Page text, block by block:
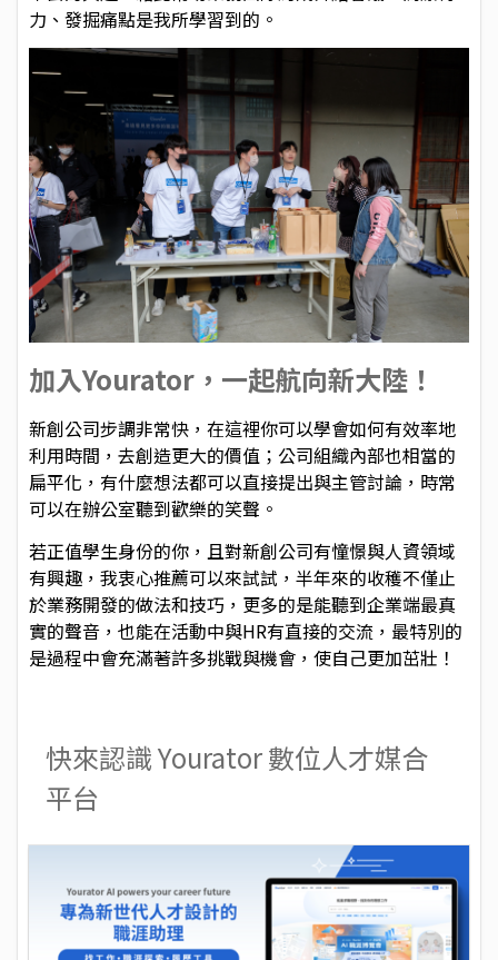
力、發掘痛點是我所學習到的。
加入Yourator，一起航向新大陸！
新創公司步調非常快，在這裡你可以學會如何有效率地
利用時間，去創造更大的價值；公司組織內部也相當的
扁平化，有什麼想法都可以直接提出與主管討論，時常
可以在辦公室聽到歡樂的笑聲。
若正值學生身份的你，且對新創公司有憧憬與人資領域
有興趣，我衷心推薦可以來試試，半年來的收穫不僅止
於業務開發的做法和技巧，更多的是能聽到企業端最真
實的聲音，也能在活動中與HR有直接的交流，最特別的
是過程中會充滿著許多挑戰與機會，使自己更加茁壯！
快來認識 Yourator 數位人才媒合
平台